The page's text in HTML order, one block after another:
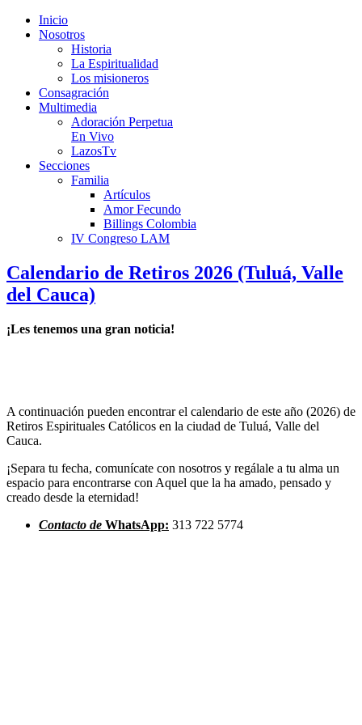
Inicio
Nosotros
Historia
La Espiritualidad
Los misioneros
Consagración
Multimedia
Adoración Perpetua
En Vivo
LazosTv
Secciones
Familia
Artículos
Amor Fecundo
Billings Colombia
IV Congreso LAM
Calendario de Retiros 2026 (Tuluá, Valle
del Cauca)
¡Les tenemos una gran noticia!
A continuación pueden encontrar el calendario de este año (2026) de
Retiros Espirituales Católicos en la ciudad de Tuluá, Valle del
Cauca.
¡Separa tu fecha, comunícate con nosotros y regálale a tu alma un
espacio para encontrarse con Aquel que la ha amado, pensado y
creado desde la eternidad!
Contacto de WhatsApp: 313 722 5774